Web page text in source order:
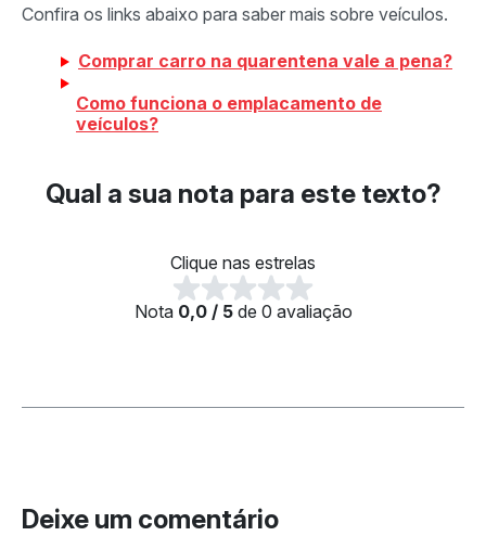
Confira os links abaixo para saber mais sobre veículos.
Comprar carro na quarentena vale a pena?
Como funciona o emplacamento de
veículos?
Qual a sua nota para este texto?
Clique nas estrelas
Nota 0,0 / 5de 0 avaliação
Deixe um comentário